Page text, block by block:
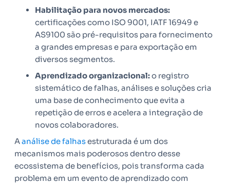
Habilitação para novos mercados:
certificações como ISO 9001, IATF 16949 e
AS9100 são pré-requisitos para fornecimento
a grandes empresas e para exportação em
diversos segmentos.
Aprendizado organizacional:o registro
sistemático de falhas, análises e soluções cria
uma base de conhecimento que evita a
repetição de erros e acelera a integração de
novos colaboradores.
Aanálise de falhasestruturada é um dos
mecanismos mais poderosos dentro desse
ecossistema de benefícios, pois transforma cada
problema em um evento de aprendizado com